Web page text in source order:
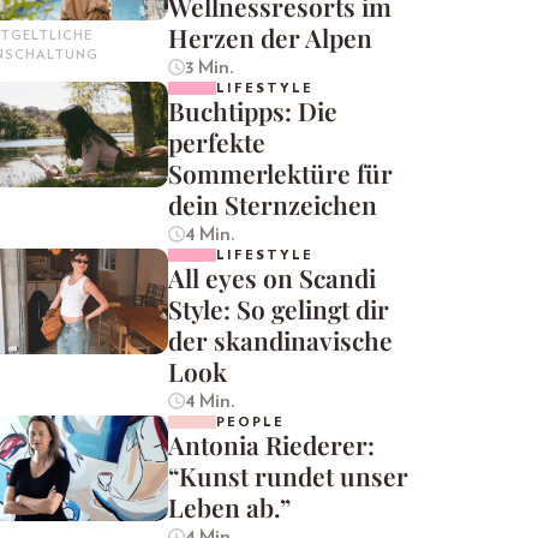
Herzen der Alpen
3 Min.
LIFESTYLE
Buchtipps: Die
perfekte
Sommerlektüre für
dein Sternzeichen
4 Min.
LIFESTYLE
All eyes on Scandi
Style: So gelingt dir
der skandinavische
Look
4 Min.
PEOPLE
Antonia Riederer:
“Kunst rundet unser
Leben ab.”